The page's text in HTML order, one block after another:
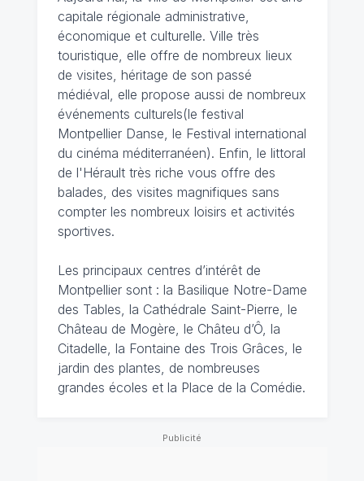
capitale régionale administrative,
économique et culturelle. Ville très
touristique, elle offre de nombreux lieux
de visites, héritage de son passé
médiéval, elle propose aussi de nombreux
événements culturels(le festival
Montpellier Danse, le Festival international
du cinéma méditerranéen). Enfin, le littoral
de l'Hérault très riche vous offre des
balades, des visites magnifiques sans
compter les nombreux loisirs et activités
sportives.
Les principaux centres d’intérêt de
Montpellier sont : la Basilique Notre-Dame
des Tables, la Cathédrale Saint-Pierre, le
Château de Mogère, le Châteu d’Ô, la
Citadelle, la Fontaine des Trois Grâces, le
jardin des plantes, de nombreuses
grandes écoles et la Place de la Comédie.